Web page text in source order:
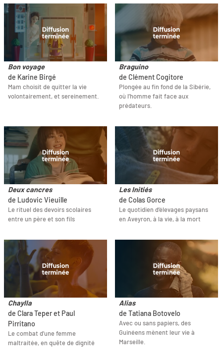
Bon voyage
de Karine Birgé
Mam choisit de quitter la vie
volontairement, et sereinement.
Braguino
de Clément Cogitore
Plongée au fin fond de la Sibérie,
où l’homme fait face aux
prédateurs.
Deux cancres
de Ludovic Vieuille
Le rituel des devoirs scolaires
entre un père et son fils
Les Initiés
de Colas Gorce
Le quotidien d’élevages paysans
en Aveyron, à la vie, à la mort
Chaylla
de Clara Teper et Paul
Pirritano
Le combat d’une femme
maltraitée, en quête de dignité
Alias
de Tatiana Botovelo
Avec ou sans papiers, des
Guinéens mènent leur vie à
Marseille.